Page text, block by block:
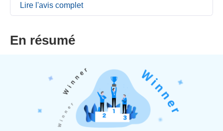
Lire l'avis complet
En résumé